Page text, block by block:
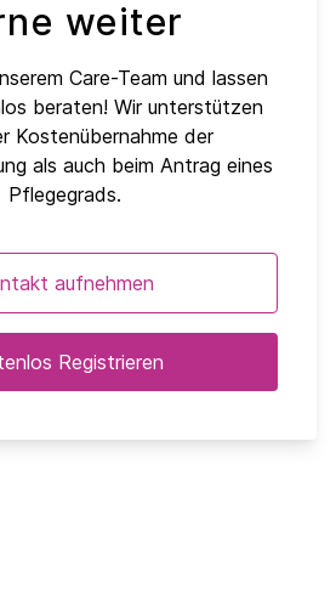
weiter
Care-Team und lassen
beraten! Wir unterstützen
Kostenübernahme der
als auch beim Antrag eines
Pflegegrads.
aufnehmen
Registrieren